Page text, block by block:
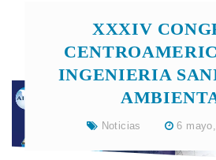
XXXIV
INGENIERIA
Noticias 6